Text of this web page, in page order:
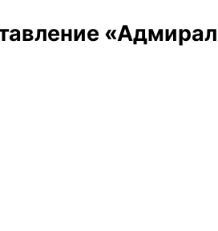
«Адмирал